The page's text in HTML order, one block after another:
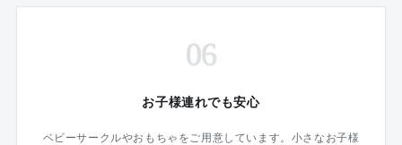
06
お子様連れでも安心
ベビーサークルやおもちゃをご用意しています。小さなお子様